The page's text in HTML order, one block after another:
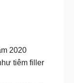
2020
tiêm filler